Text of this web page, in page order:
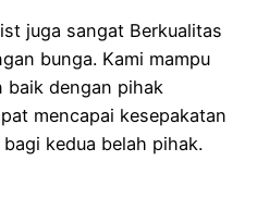
juga sangat Berkualitas
bunga. Kami mampu
baik dengan pihak
mencapai kesepakatan
kedua belah pihak.